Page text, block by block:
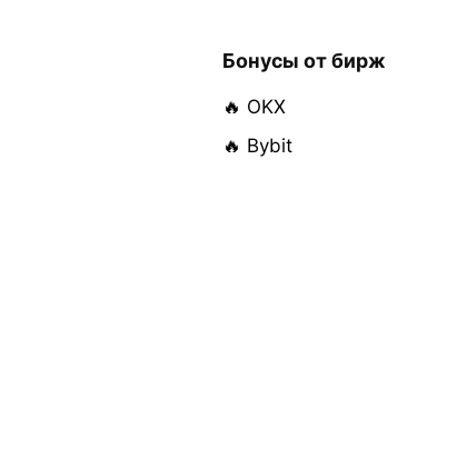
Бонусы от бирж
🔥 OKX
🔥 Bybit